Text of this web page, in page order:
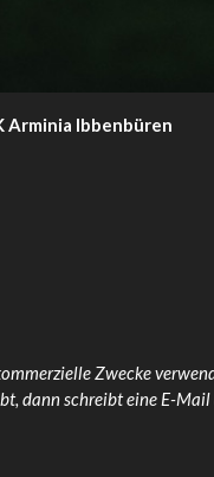
Arminia Ibbenbüren
Zwecke
dann schreibt eine E-